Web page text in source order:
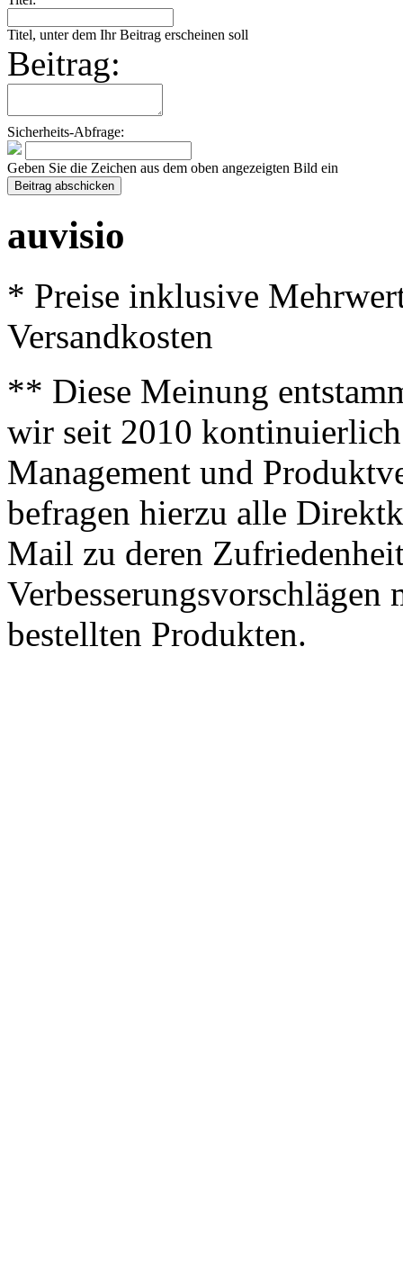
Titel, unter dem Ihr Beitrag erscheinen soll
Beitrag:
Sicherheits-Abfrage:
Geben Sie die Zeichen aus dem oben angezeigten Bild ein
auvisio
* Preise inklusive
Versandkosten
** Diese Meinung
wir seit 2010
Management und
befragen hierzu alle
Mail zu deren
bestellten Produkten.